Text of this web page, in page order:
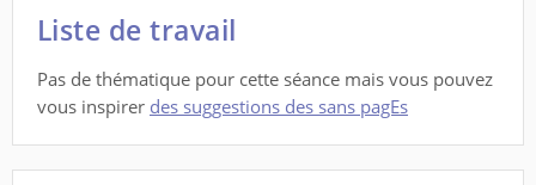
Liste de travail
Pas de thématique pour cette séance mais vous pouvez
vous inspirer des suggestions des sans pagEs